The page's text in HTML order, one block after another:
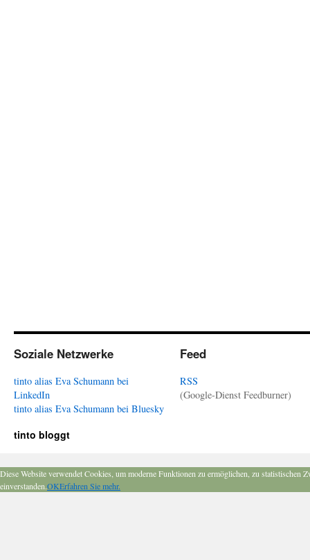
Soziale Netzwerke
tinto alias Eva Schumann bei
LinkedIn
tinto alias Eva Schumann bei Bluesky
Feed
RSS
(Google-Dienst Feedburner)
tinto bloggt
Diese Website verwendet Cookies, um moderne Funktionen zu ermöglichen, zu
einverstanden.OKErfahren Sie mehr.